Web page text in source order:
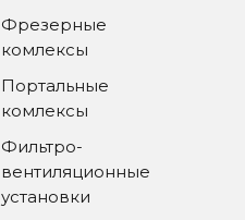
Фрезерные
комлексы
Портальные
комлексы
Фильтро-
вентиляционные
установки